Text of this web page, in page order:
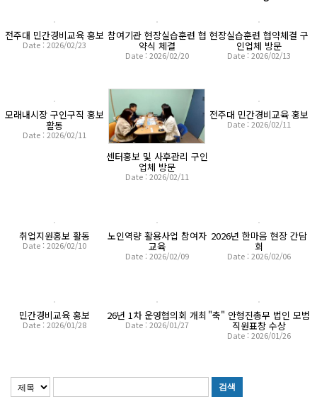
전주대 민간경비교육 홍보
Date : 2026/02/23
참여기관 현장실습훈련 협
약식 체결
Date : 2026/02/20
현장실습훈련 협약체결 구
인업체 방문
Date : 2026/02/13
모래내시장 구인구직 홍보
활동
Date : 2026/02/11
센터홍보 및 사후관리 구인
업체 방문
Date : 2026/02/11
전주대 민간경비교육 홍보
Date : 2026/02/11
취업지원홍보 활동
Date : 2026/02/10
노인역량 활용사업 참여자
교육
Date : 2026/02/09
2026년 한마음 현장 간담
회
Date : 2026/02/06
민간경비교육 홍보
Date : 2026/01/28
26년 1차 운영협의회 개최
Date : 2026/01/27
"축" 안형진총무 법인 모범
직원표창 수상
Date : 2026/01/26